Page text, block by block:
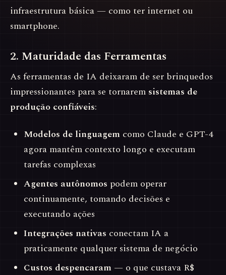
infraestrutura básica — como ter internet ou
smartphone.
2. Maturidade das Ferramentas
As ferramentas de IA deixaram de ser brinquedos
impressionantes para se tornarem sistemas de
produção confiáveis:
Modelos de linguagem como Claude e GPT-4
agora mantêm contexto longo e executam
tarefas complexas
Agentes autônomos podem operar
continuamente, tomando decisões e
executando ações
Integrações nativas conectam IA a
praticamente qualquer sistema de negócio
Custos despencaram — o que custava R$